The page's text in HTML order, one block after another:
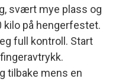
svært mye plass og
kilo på hengerfestet.
full kontroll. Start
tilbake mens en